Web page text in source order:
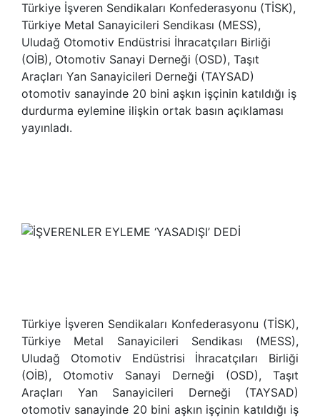
Türkiye İşveren Sendikaları Konfederasyonu (TİSK),
Türkiye Metal Sanayicileri Sendikası (MESS),
Uludağ Otomotiv Endüstrisi İhracatçıları Birliği
(OİB), Otomotiv Sanayi Derneği (OSD), Taşıt
Araçları Yan Sanayicileri Derneği (TAYSAD)
otomotiv sanayinde 20 bini aşkın işçinin katıldığı iş
durdurma eylemine ilişkin ortak basın açıklaması
yayınladı.
Türkiye İşveren Sendikaları Konfederasyonu (TİSK),
Türkiye Metal Sanayicileri Sendikası (MESS),
Uludağ Otomotiv Endüstrisi İhracatçıları Birliği
(OİB), Otomotiv Sanayi Derneği (OSD), Taşıt
Araçları Yan Sanayicileri Derneği (TAYSAD)
otomotiv sanayinde 20 bini aşkın işçinin katıldığı iş